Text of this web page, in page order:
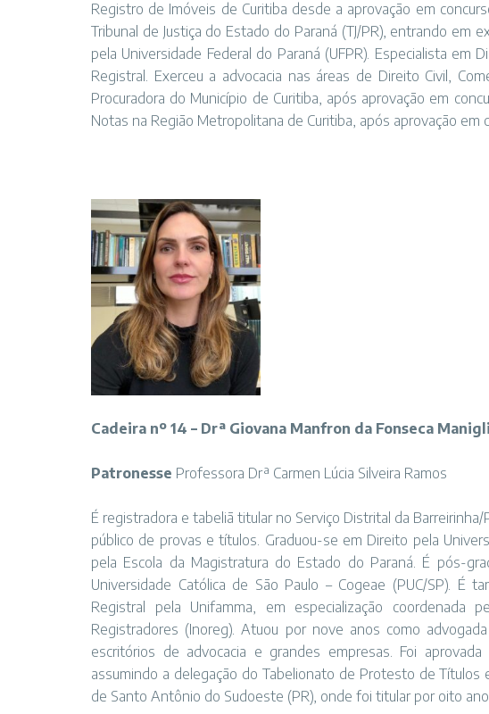
Registro de Imóveis de Curitiba desde a aprovação em
Tribunal de Justiça do Estado do Paraná (TJ/PR), entrando em
pela Universidade Federal do Paraná (UFPR). Especialista
Registral. Exerceu a advocacia nas áreas de Direito Civil,
Procuradora do Município de Curitiba, após aprovação em
Notas na Região Metropolitana de Curitiba, após aprovação em
Cadeira nº 14 – Drª Giovana Manfron da Fonseca
Patronesse Professora Drª Carmen Lúcia Silveira Ramos
É registradora e tabeliã titular no Serviço Distrital da
público de provas e títulos. Graduou-se em Direito pela
pela Escola da Magistratura do Estado do Paraná. É pós-
Universidade Católica de São Paulo – Cogeae (PUC/SP). É
Registral pela Unifamma, em especialização
Registradores (Inoreg). Atuou por nove anos como
escritórios de advocacia e grandes empresas. Foi
assumindo a delegação do Tabelionato de Protesto de Títulos
de Santo Antônio do Sudoeste (PR), onde foi titular por oito